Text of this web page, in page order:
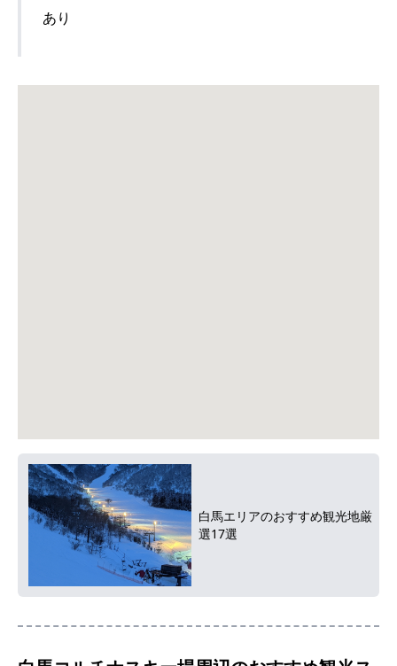
あり
白馬エリアのおすすめ観光地厳
選17選